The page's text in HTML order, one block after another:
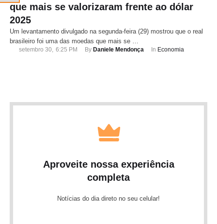
que mais se valorizaram frente ao dólar
2025
Um levantamento divulgado na segunda-feira (29) mostrou que o real
brasileiro foi uma das moedas que mais se …
setembro 30, 6:25 PM By Daniele Mendonça In Economia
Aproveite nossa experiência
completa
Notícias do dia direto no seu celular!